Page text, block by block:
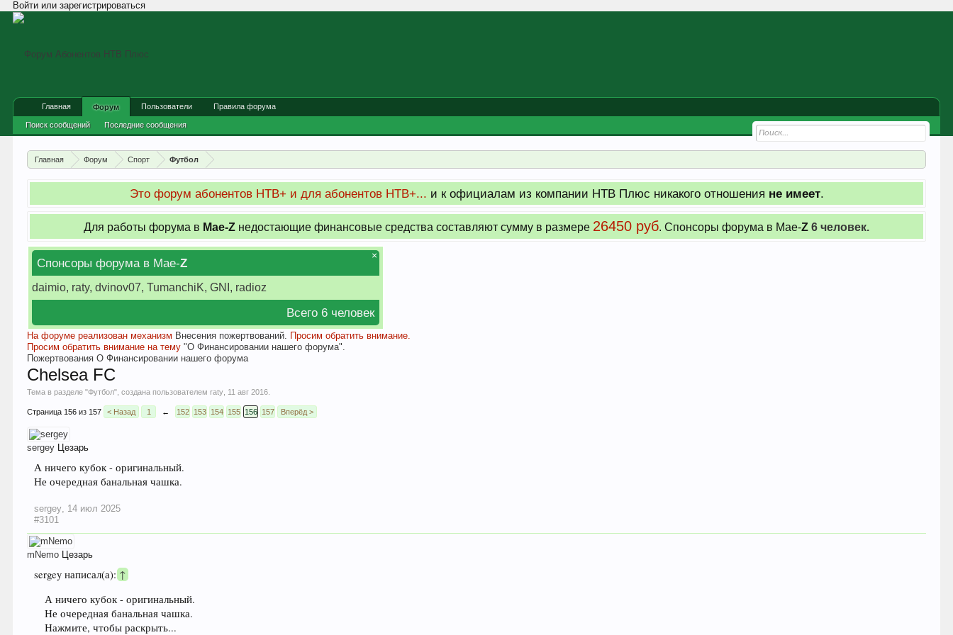
Войти или зарегистрироваться
Главная Форум Спорт Футбол
Это форум абонентов НТВ+ и для абонентов НТВ+... и к официалам из компании НТВ Плюс никакого отношения не имеет.
Для работы форума в Мае-Z недостающие финансовые средства составляют сумму в размере 26450 руб. Cпонсоры форума в Мае-Z 6 человек.
Спонсоры форума в Мае-Z
daimio, raty, dvinov07, TumanchiK, GNI, radioz
Всего 6 человек
×
На форуме реализован механизм Внесения пожертвований. Просим обратить внимание.
Просим обратить внимание на тему"О Финансировании нашего форума".
Пожертвования О Финансировании нашего форума
Chelsea FC
Тема в разделе "Футбол", создана пользователемraty 11 авг 2016
Страница 156 из 157 < Назад 1 ← 152 153 154 155 156 157 Вперёд >
sergey Цезарь
А ничего кубок - оригинальный.
Не очередная банальная чашка.
sergey, 14 июл 2025
#3101
mNemo Цезарь
sergey написал(а):↑
А ничего кубок - оригинальный.
Не очередная банальная чашка.
Нажмите, чтобы раскрыть...
Главная Форум
Поиск сообщений Последние сообщения
Пользователи Правила форума